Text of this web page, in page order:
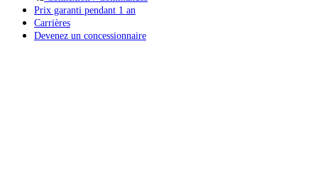
Prix garanti pendant 1 an
Carrières
Devenez un concessionnaire